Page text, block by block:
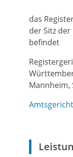
das
der Sitz
befindet